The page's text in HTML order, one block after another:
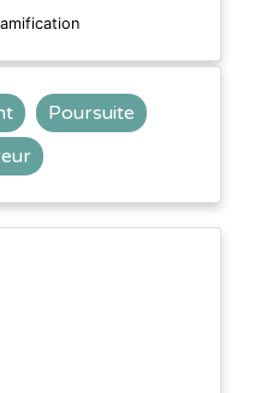
Poursuite